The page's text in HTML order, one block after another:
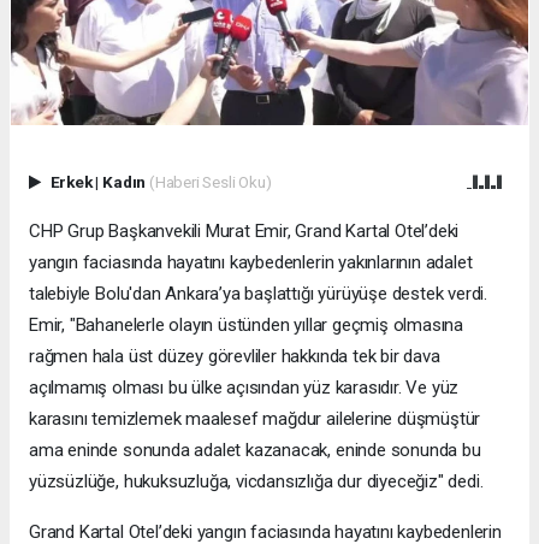
Erkek| Kadın (Haberi Sesli Oku)
CHP Grup Başkanvekili Murat Emir, Grand Kartal Otel’deki
yangın faciasında hayatını kaybedenlerin yakınlarının adalet
talebiyle Bolu'dan Ankara’ya başlattığı yürüyüşe destek verdi.
Emir, "Bahanelerle olayın üstünden yıllar geçmiş olmasına
rağmen hala üst düzey görevliler hakkında tek bir dava
açılmamış olması bu ülke açısından yüz karasıdır. Ve yüz
karasını temizlemek maalesef mağdur ailelerine düşmüştür
ama eninde sonunda adalet kazanacak, eninde sonunda bu
yüzsüzlüğe, hukuksuzluğa, vicdansızlığa dur diyeceğiz" dedi.
Grand Kartal Otel’deki yangın faciasında hayatını kaybedenlerin